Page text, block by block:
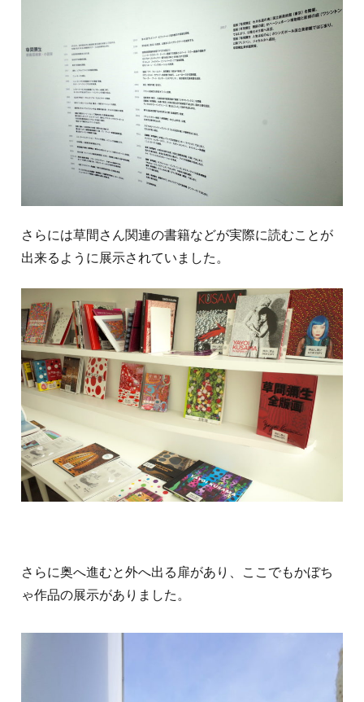
さらには草間さん関連の書籍などが実際に読むことが
出来るように展示されていました。
さらに奥へ進むと外へ出る扉があり、ここでもかぼち
ゃ作品の展示がありました。